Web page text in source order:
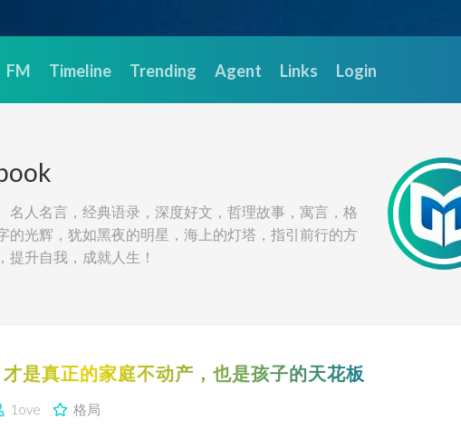
FM Timeline Trending Agent Links Login
名人名言，经典语录，深度好文，哲理故事，寓言，格
的光辉，犹如黑夜的明星，海上的灯塔，指引前行的方
提升自我，成就人生！
是真正的家庭不动产，也是孩子的天花板
1ove 格局